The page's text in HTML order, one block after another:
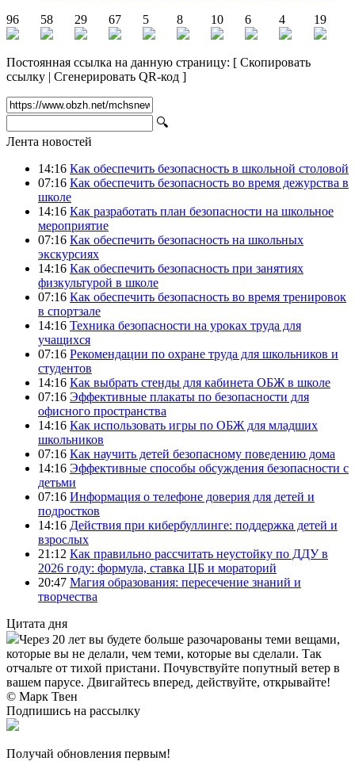
96
58 29 67 5 8 10 6 4 19
Постоянная ссылка на данную страницу: [ Скопировать
ссылку | Сгенерировать QR-код ]
🔍
Лента новостей
14:16 Как обеспечить безопасность в школьной столовой
07:16 Как обеспечить безопасность во время дежурства в
школе
14:16 Как разработать план безопасности на школьное
мероприятие
07:16 Как обеспечить безопасность на школьных
экскурсиях
14:16 Как обеспечить безопасность при занятиях
физкультурой в школе
07:16 Как обеспечить безопасность во время тренировок
в спортзале
14:16 Техника безопасности на уроках труда для
учащихся
07:16 Рекомендации по охране труда для школьников и
студентов
14:16 Как выбрать стенды для кабинета ОБЖ в школе
07:16 Эффективные плакаты по безопасности для
офисного пространства
14:16 Как использовать игры по ОБЖ для младших
школьников
07:16 Как научить детей безопасному поведению дома
14:16 Эффективные способы обсуждения безопасности с
детьми
07:16 Информация о телефоне доверия для детей и
подростков
14:16 Действия при кибербуллинге: поддержка детей и
взрослых
21:12 Как правильно рассчитать неустойку по ДДУ в
2026 году: формула, ставка ЦБ и мораторий
20:47 Магия образования: пересечение знаний и
творчества
Цитата дня
Через 20 лет вы будете больше разочарованы теми вещами,
которые вы не делали, чем теми, которые вы сделали. Так
отчальте от тихой пристани. Почувствуйте попутный ветер в
вашем парусе. Двигайтесь вперед, действуйте, открывайте!
© Марк Твен
Подпишись на рассылку
Получай обновления первым!